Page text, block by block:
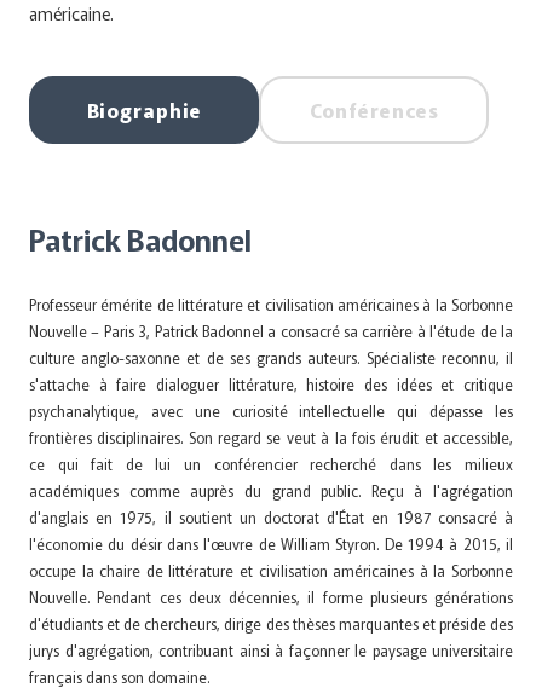
américaine.
Biographie Conférences
Patrick Badonnel
Professeur émérite de littérature et civilisation américaines à la Sorbonne
Nouvelle – Paris 3, Patrick Badonnel a consacré sa carrière à l'étude de la
culture anglo-saxonne et de ses grands auteurs. Spécialiste reconnu, il
s'attache à faire dialoguer littérature, histoire des idées et critique
psychanalytique, avec une curiosité intellectuelle qui dépasse les
frontières disciplinaires. Son regard se veut à la fois érudit et accessible,
ce qui fait de lui un conférencier recherché dans les milieux
académiques comme auprès du grand public. Reçu à l'agrégation
d'anglais en 1975, il soutient un doctorat d'État en 1987 consacré à
l'économie du désir dans l'œuvre de William Styron. De 1994 à 2015, il
occupe la chaire de littérature et civilisation américaines à la Sorbonne
Nouvelle. Pendant ces deux décennies, il forme plusieurs générations
d'étudiants et de chercheurs, dirige des thèses marquantes et préside des
jurys d'agrégation, contribuant ainsi à façonner le paysage universitaire
français dans son domaine.